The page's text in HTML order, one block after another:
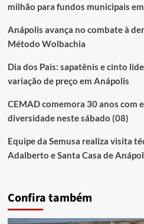
milhão para fundos municipais
Anápolis avança no combate à
Método Wolbachia
Dia dos Pais: sapatênis e cinto
variação de preço em Anápolis
CEMAD comemora 30 anos com
diversidade neste sábado (08)
Equipe da Semusa realiza visita
Adalberto e Santa Casa de
Confira também